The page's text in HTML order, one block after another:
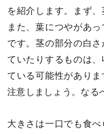
を紹介します。まず
また、葉につやがあ
です。茎の部分の白
ていたりするものは
ている可能性があり
注意しましょう。なる
大きさは一口でも食